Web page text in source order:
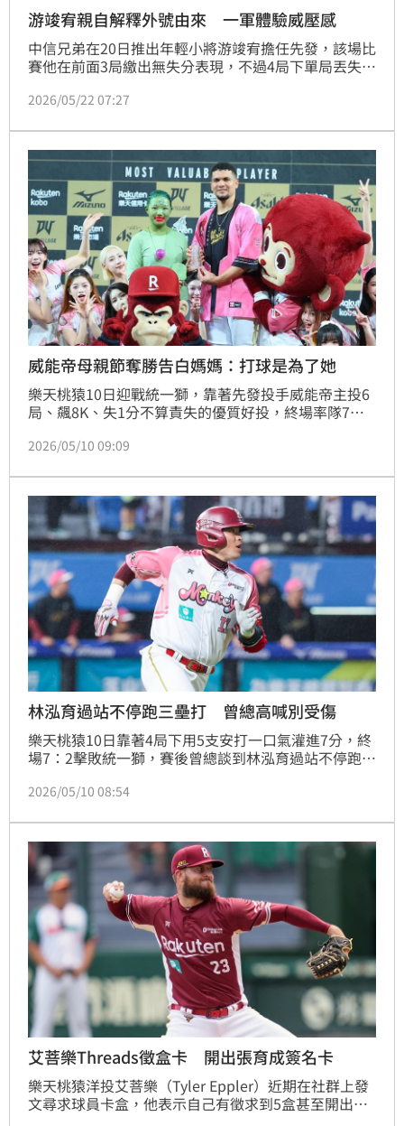
游竣宥親自解釋外號由來 一軍體驗威壓感
中信兄弟在20日推出年輕小將游竣宥擔任先發，該場比
賽他在前面3局繳出無失分表現，不過4局下單局丟失4
略」感受大不同，而日前被翻出的昔日外號「輔大周興
哥撞臉一說。
2026/05/22 07:27
威能帝母親節奪勝告白媽媽：打球是為了她
樂天桃猿10日迎戰統一獅，靠著先發投手威能帝主投6
局、飆8K、失1分不算責失的優質好投，終場率隊7：2
直呼自己會打棒球都是因為她。
2026/05/10 09:09
林泓育過站不停跑三壘打 曾總高喊別受傷
樂天桃猿10日靠著4局下用5支安打一口氣灌進7分，終
場7：2擊敗統一獅，賽後曾總談到林泓育過站不停跑出
過仍直呼別受傷就好。
2026/05/10 08:54
艾菩樂Threads徵盒卡 開出張育成簽名卡
樂天桃猿洋投艾菩樂（Tyler Eppler）近期在社群上發
文尋求球員卡盒，他表示自己有徵求到5盒甚至開出張